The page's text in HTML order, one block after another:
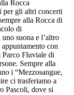
Rocca
per gli altri concerti
alla Rocca di
di
suona e l’altro
appuntamento con
Parco Fluviale di
Sempre alla
i “Mezzosangue,
ci trasferiamo a
Pascoli, dove si